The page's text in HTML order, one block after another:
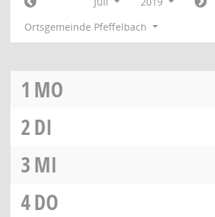
Ortsgemeinde Pfeffelbach
1 MO
2DI
3MI
4DO